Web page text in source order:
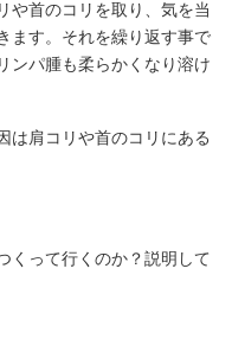
や首のコリを取り、気を当
ます。それを繰り返す事で
ンパ腫も柔らかくなり溶け
は肩コリや首のコリにある
くって行くのか？説明して